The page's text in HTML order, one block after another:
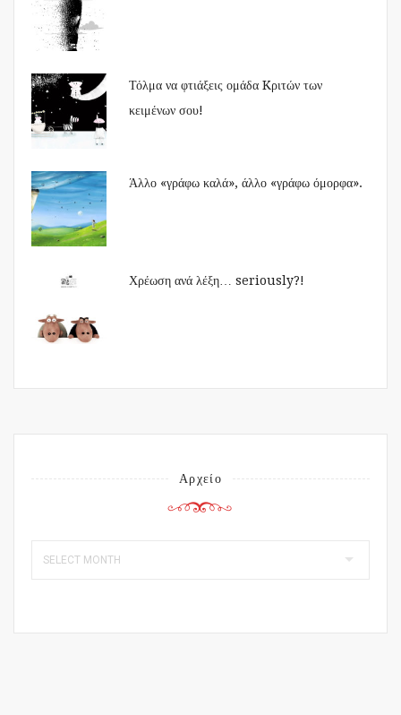
Τόλμα να φτιάξεις ομάδα Kριτών των
κειμένων σου!
Άλλο «γράφω καλά», άλλο «γράφω όμορφα».
Χρέωση ανά λέξη… seriously?!
Αρχείο